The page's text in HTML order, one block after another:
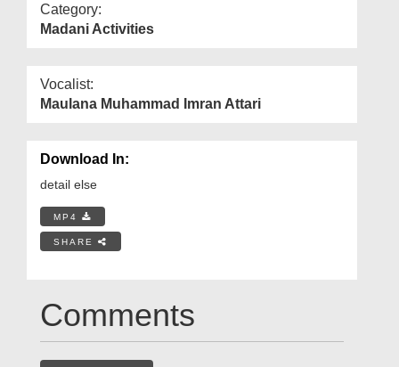
Category:
Madani Activities
Vocalist:
Maulana Muhammad Imran Attari
Download In:
detail else
MP4
SHARE
Comments